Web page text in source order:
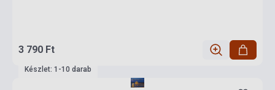
3 790 Ft
Készlet: 1-10 darab